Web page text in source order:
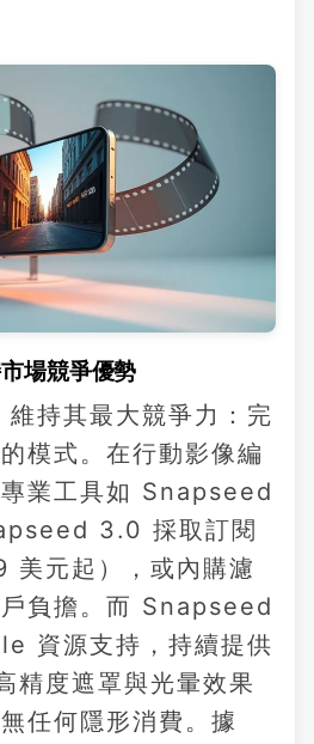
場競爭優勢
持其最大競爭力：完
模式。在行動影像編
業工具如 Snapseed
3.0 採取訂閱
元起），或內購濾
負擔。而 Snapseed
資源支持，持續提供
精度遮罩與光暈效果
任何隱形消費。據